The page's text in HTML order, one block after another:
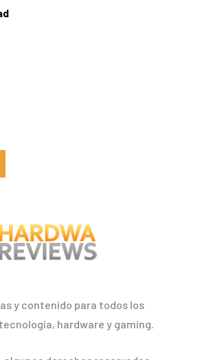
y contenido para todos los
hardware y gaming.